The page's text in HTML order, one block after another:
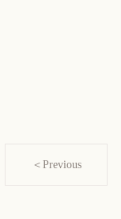
＜Previous